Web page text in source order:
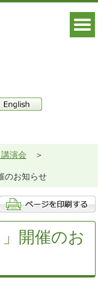
演会
のお知らせ
」開催のお